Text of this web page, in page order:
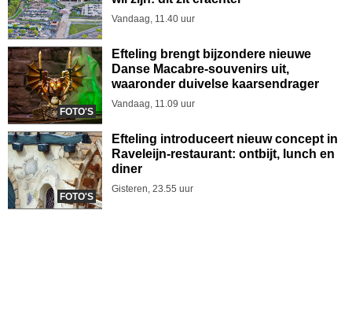
Vandaag, 11.40 uur
FOTO'S
Efteling brengt bijzondere nieuwe
Danse Macabre-souvenirs uit,
waaronder duivelse kaarsendrager
Vandaag, 11.09 uur
FOTO'S
Efteling introduceert nieuw concept in
Raveleijn-restaurant: ontbijt, lunch en
diner
Gisteren, 23.55 uur